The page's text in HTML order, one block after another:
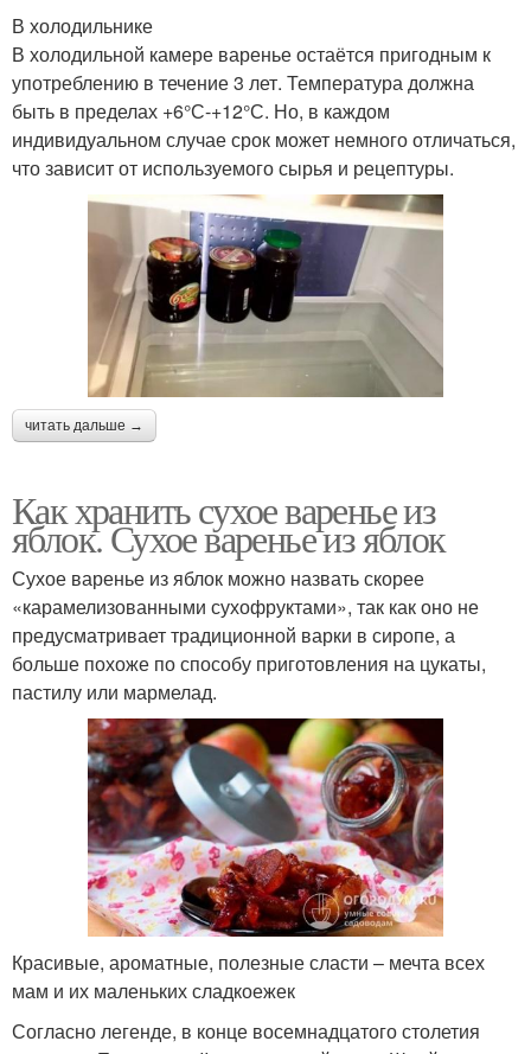
В холодильнике
В холодильной камере варенье остаётся пригодным к
употреблению в течение 3 лет. Температура должна
быть в пределах +6°С-+12°С. Но, в каждом
индивидуальном случае срок может немного отличаться,
что зависит от используемого сырья и рецептуры.
читать дальше →
Как хранить сухое варенье из
яблок. Сухое варенье из яблок
Сухое варенье из яблок можно назвать скорее
«карамелизованными сухофруктами», так как оно не
предусматривает традиционной варки в сиропе, а
больше похоже по способу приготовления на цукаты,
пастилу или мармелад.
Красивые, ароматные, полезные сласти – мечта всех
мам и их маленьких сладкоежек
Согласно легенде, в конце восемнадцатого столетия